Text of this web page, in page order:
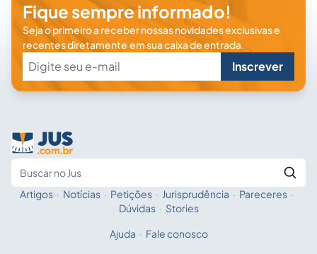
Fique sempre informado!
Seja o primeiro a receber nossas novidades exclusivas e
recentes diretamente em sua caixa de entrada.
Inscrever
Fale com a IA
Artigos · Notícias · Petições · Jurisprudência · Pareceres ·
Dúvidas · Stories
Ajuda · Fale conosco